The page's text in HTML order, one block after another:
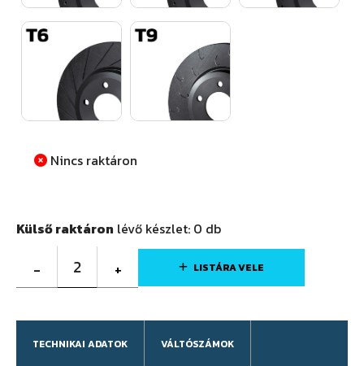
Nincs raktáron
Külső raktáron lévő készlet: 0 db
- 2 + LISTÁRA VELE
TECHNIKAI ADATOK VÁLTÓSZÁMOK